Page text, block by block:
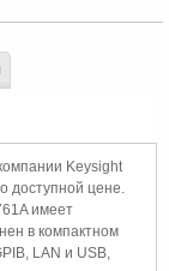
Keysight
доступной цене.
имеет
в компактном
LAN и USB,